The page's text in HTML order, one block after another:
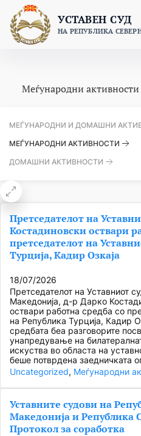
content
УСТАВЕН СУД
НА РЕПУБЛИКА
Меѓународни активности
МЕЃУНАРОДНИ И ДОМАШНИ
МЕЃУНАРОДНИ АКТИВНОСТИ
ДОМАШНИ АКТИВНОСТИ
Претседателот на
Костадиновски оствари
претседателот на
Турција, Кадир Озкаја
18/07/2026
Претседателот на Уставниот
Македонија, д-р Дарко
оствари работна средба со
на Република Турција, Кадир
средбата беа разговорите
унапредување на
искуства во областа на
беше потврдена заедничката
Uncategorized, Меѓународни
Уставните судови на
Македонија и Република
Протокол за соработка